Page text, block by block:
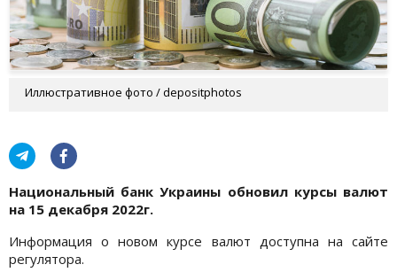
Иллюстративное фото / depositphotos
Национальный банк Украины обновил курсы валют
на 15 декабря 2022г.
Информация о новом курсе валют доступна на сайте
регулятора.